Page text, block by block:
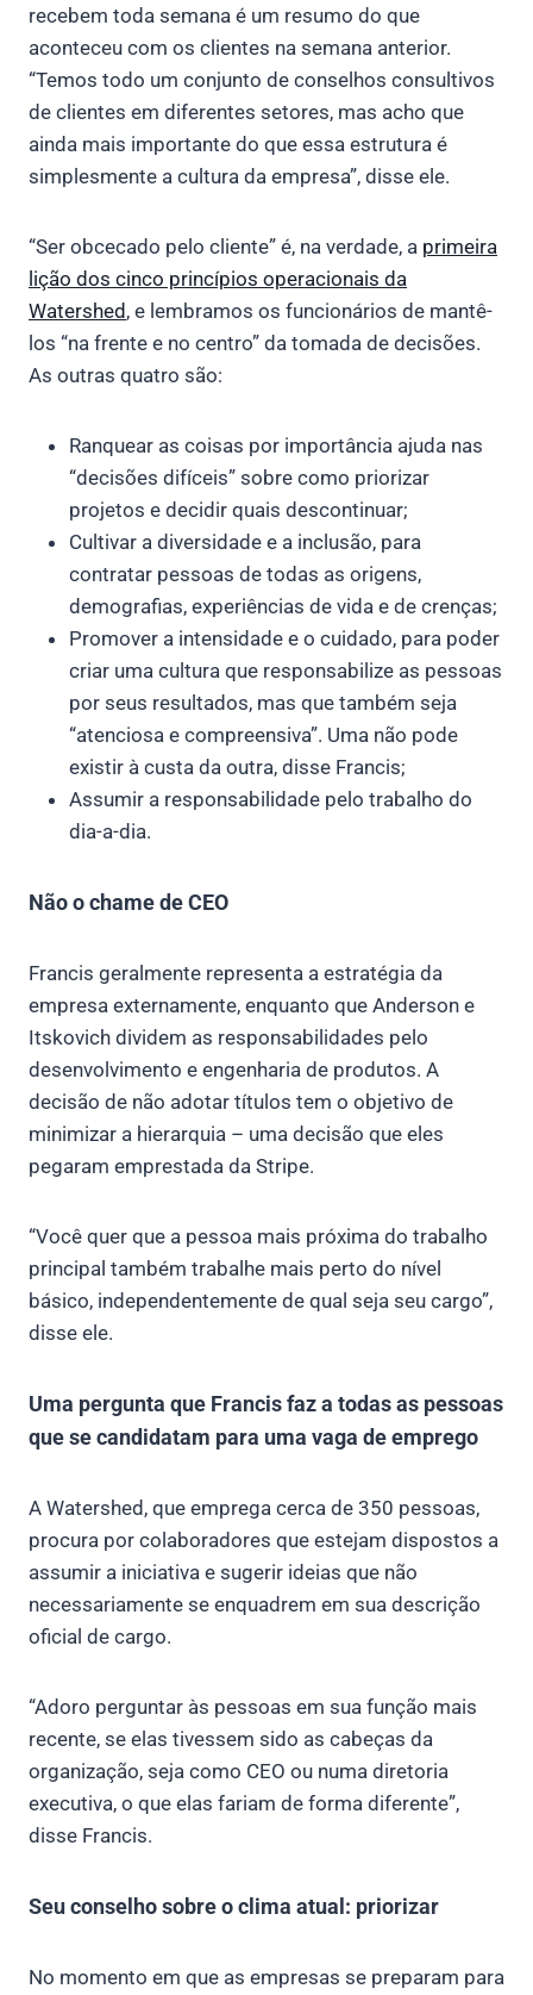
recebem toda semana é um resumo do que
aconteceu com os clientes na semana anterior.
“Temos todo um conjunto de conselhos consultivos
de clientes em diferentes setores, mas acho que
ainda mais importante do que essa estrutura é
simplesmente a cultura da empresa”, disse ele.
“Ser obcecado pelo cliente” é, na verdade, a primeira
lição dos cinco princípios operacionais da
Watershed, e lembramos os funcionários de mantê-
los “na frente e no centro” da tomada de decisões.
As outras quatro são:
Ranquear as coisas por importância ajuda nas
“decisões difíceis” sobre como priorizar
projetos e decidir quais descontinuar;
Cultivar a diversidade e a inclusão, para
contratar pessoas de todas as origens,
demografias, experiências de vida e de crenças;
Promover a intensidade e o cuidado, para poder
criar uma cultura que responsabilize as pessoas
por seus resultados, mas que também seja
“atenciosa e compreensiva”. Uma não pode
existir à custa da outra, disse Francis;
Assumir a responsabilidade pelo trabalho do
dia-a-dia.
Não o chame de CEO
Francis geralmente representa a estratégia da
empresa externamente, enquanto que Anderson e
Itskovich dividem as responsabilidades pelo
desenvolvimento e engenharia de produtos. A
decisão de não adotar títulos tem o objetivo de
minimizar a hierarquia – uma decisão que eles
pegaram emprestada da Stripe.
“Você quer que a pessoa mais próxima do trabalho
principal também trabalhe mais perto do nível
básico, independentemente de qual seja seu cargo”,
disse ele.
Uma pergunta que Francis faz a todas as pessoas
que se candidatam para uma vaga de emprego
A Watershed, que emprega cerca de 350 pessoas,
procura por colaboradores que estejam dispostos a
assumir a iniciativa e sugerir ideias que não
necessariamente se enquadrem em sua descrição
oficial de cargo.
“Adoro perguntar às pessoas em sua função mais
recente, se elas tivessem sido as cabeças da
organização, seja como CEO ou numa diretoria
executiva, o que elas fariam de forma diferente”,
disse Francis.
Seu conselho sobre o clima atual: priorizar
No momento em que as empresas se preparam para